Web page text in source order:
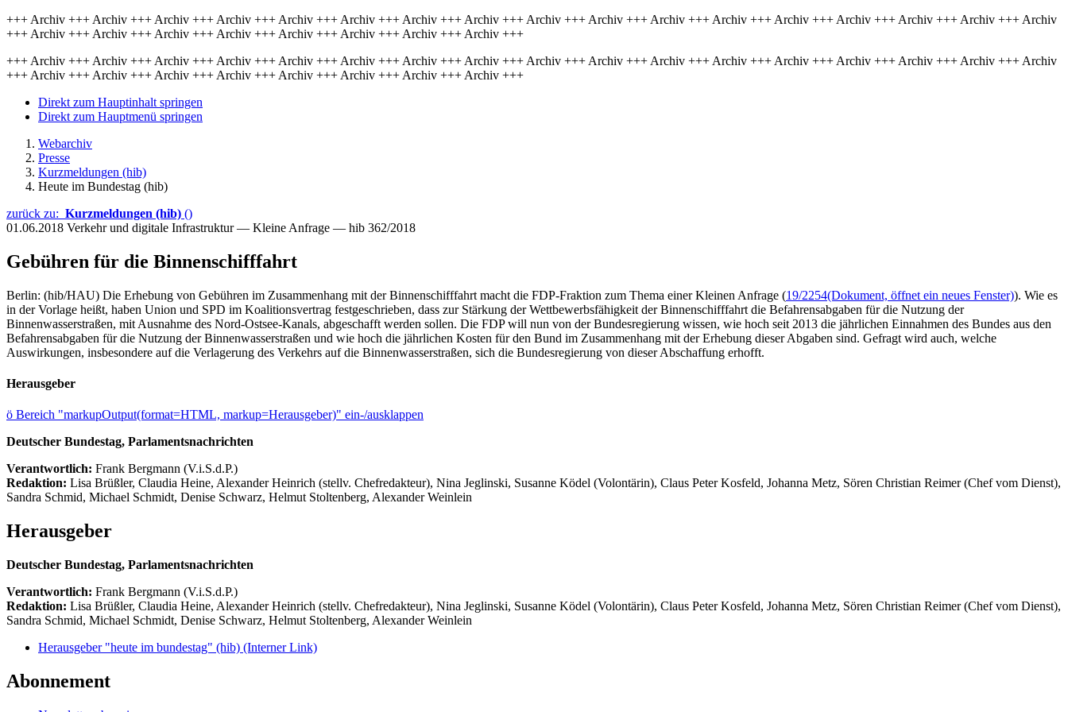
+++ Archiv +++ Archiv +++ Archiv +++ Archiv +++ Archiv +++ Archiv +++ Archiv +++ Archiv +++ Archiv +++ Archiv +++ Archiv +++ Archiv +++ Archiv +++ Archiv +++ Archiv +++ Archiv +++ Archiv
+++ Archiv +++ Archiv +++ Archiv +++ Archiv +++ Archiv +++ Archiv +++ Archiv +++ Archiv +++
+++ Archiv +++ Archiv +++ Archiv +++ Archiv +++ Archiv +++ Archiv +++ Archiv +++ Archiv +++ Archiv +++ Archiv +++ Archiv +++ Archiv +++ Archiv +++ Archiv +++ Archiv +++ Archiv +++ Archiv
+++ Archiv +++ Archiv +++ Archiv +++ Archiv +++ Archiv +++ Archiv +++ Archiv +++ Archiv +++
Direkt zum Hauptinhalt springen
Direkt zum Hauptmenü springen
Webarchiv
Presse
Kurzmeldungen (hib)
Heute im Bundestag (hib)
zurück zu: Kurzmeldungen (hib) ()
01.06.2018 Verkehr und digitale Infrastruktur — Kleine Anfrage — hib 362/2018
Gebühren für die Binnenschifffahrt
Berlin: (hib/HAU) Die Erhebung von Gebühren im Zusammenhang mit der Binnenschifffahrt macht die FDP-Fraktion zum Thema einer Kleinen Anfrage (19/2254(Dokument, öffnet ein neues Fenster)). Wie es
in der Vorlage heißt, haben Union und SPD im Koalitionsvertrag festgeschrieben, dass zur Stärkung der Wettbewerbsfähigkeit der Binnenschifffahrt die Befahrensabgaben für die Nutzung der
Binnenwasserstraßen, mit Ausnahme des Nord-Ostsee-Kanals, abgeschafft werden sollen. Die FDP will nun von der Bundesregierung wissen, wie hoch seit 2013 die jährlichen Einnahmen des Bundes aus den
Befahrensabgaben für die Nutzung der Binnenwasserstraßen und wie hoch die jährlichen Kosten für den Bund im Zusammenhang mit der Erhebung dieser Abgaben sind. Gefragt wird auch, welche
Auswirkungen, insbesondere auf die Verlagerung des Verkehrs auf die Binnenwasserstraßen, sich die Bundesregierung von dieser Abschaffung erhofft.
Herausgeber
ö Bereich "markupOutput(format=HTML, markup=Herausgeber)" ein-/ausklappen
Deutscher Bundestag, Parlamentsnachrichten
Verantwortlich: Frank Bergmann (V.i.S.d.P.)
Redaktion: Lisa Brüßler, Claudia Heine, Alexander Heinrich (stellv. Chefredakteur), Nina Jeglinski, Susanne Ködel (Volontärin), Claus Peter Kosfeld, Johanna Metz, Sören Christian Reimer (Chef vom Dienst),
Sandra Schmid, Michael Schmidt, Denise Schwarz, Helmut Stoltenberg, Alexander Weinlein
Herausgeber
Deutscher Bundestag, Parlamentsnachrichten
Verantwortlich: Frank Bergmann (V.i.S.d.P.)
Redaktion: Lisa Brüßler, Claudia Heine, Alexander Heinrich (stellv. Chefredakteur), Nina Jeglinski, Susanne Ködel (Volontärin), Claus Peter Kosfeld, Johanna Metz, Sören Christian Reimer (Chef vom Dienst),
Sandra Schmid, Michael Schmidt, Denise Schwarz, Helmut Stoltenberg, Alexander Weinlein
Herausgeber "heute im bundestag" (hib) (Interner Link)
Abonnement